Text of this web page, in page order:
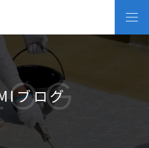
ブログ